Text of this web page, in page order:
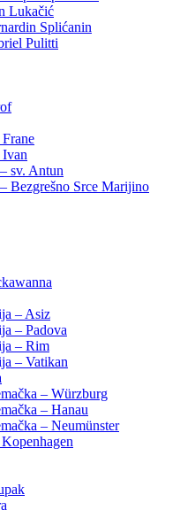
Lukačić
Splićanin
Pulitti
Ivan
sv. Antun
Bezgrešno Srce Marijino
– Asiz
– Padova
– Rim
– Vatikan
– Würzburg
– Hanau
– Neumünster